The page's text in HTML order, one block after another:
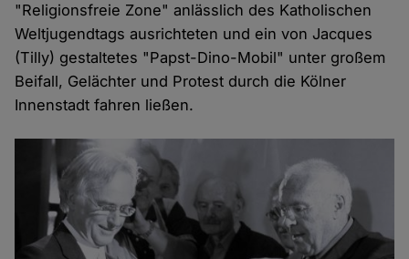
"Religionsfreie Zone" anlässlich des Katholischen
Weltjugendtags ausrichteten und ein von Jacques
(Tilly) gestaltetes "Papst-Dino-Mobil" unter großem
Beifall, Gelächter und Protest durch die Kölner
Innenstadt fahren ließen.